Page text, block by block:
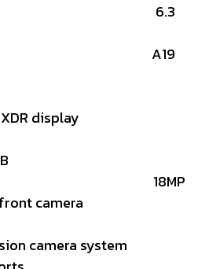
Size 6.3
A19
display
18MP
camera
Camera
camera system